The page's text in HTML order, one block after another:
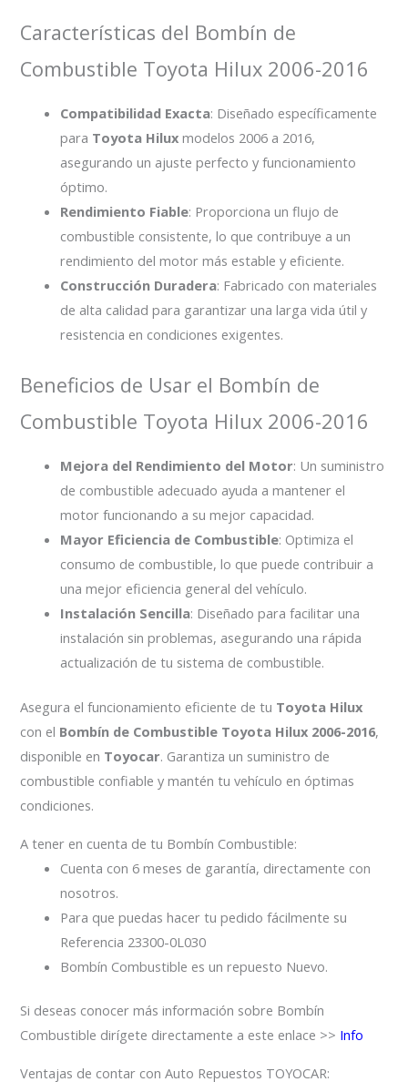
Características del Bombín de
Combustible Toyota Hilux 2006-2016
Compatibilidad Exacta: Diseñado específicamente
para Toyota Hilux modelos 2006 a 2016,
asegurando un ajuste perfecto y funcionamiento
óptimo.
Rendimiento Fiable: Proporciona un flujo de
combustible consistente, lo que contribuye a un
rendimiento del motor más estable y eficiente.
Construcción Duradera: Fabricado con materiales
de alta calidad para garantizar una larga vida útil y
resistencia en condiciones exigentes.
Beneficios de Usar el Bombín de
Combustible Toyota Hilux 2006-2016
Mejora del Rendimiento del Motor: Un suministro
de combustible adecuado ayuda a mantener el
motor funcionando a su mejor capacidad.
Mayor Eficiencia de Combustible: Optimiza el
consumo de combustible, lo que puede contribuir a
una mejor eficiencia general del vehículo.
Instalación Sencilla: Diseñado para facilitar una
instalación sin problemas, asegurando una rápida
actualización de tu sistema de combustible.
Asegura el funcionamiento eficiente de tu Toyota Hilux
con el Bombín de Combustible Toyota Hilux 2006-2016,
disponible en Toyocar. Garantiza un suministro de
combustible confiable y mantén tu vehículo en óptimas
condiciones.
A tener en cuenta de tu Bombín Combustible:
Cuenta con 6 meses de garantía, directamente con
nosotros.
Para que puedas hacer tu pedido fácilmente su
Referencia 23300-0L030
Bombín Combustible es un repuesto Nuevo.
Si deseas conocer más información sobre Bombín
Combustible dirígete directamente a este enlace >> Info
Ventajas de contar con Auto Repuestos TOYOCAR: